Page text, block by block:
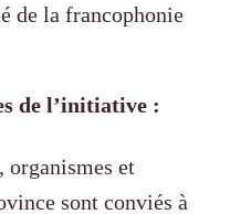
de la francophonie
de l’initiative :
organismes et
sont conviés à